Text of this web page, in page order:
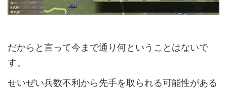
だからと言って今まで通り何ということはないで
す。
せいぜい兵数不利から先手を取られる可能性がある